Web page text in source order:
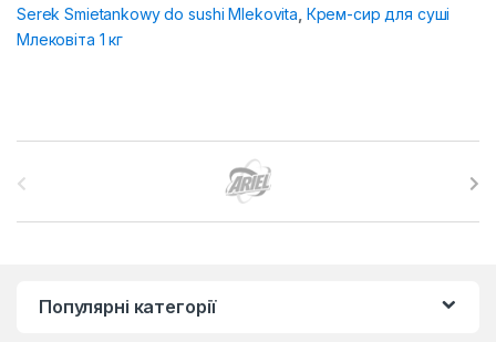
Serek Smietankowy do sushi Mlekovita Крем-сир для суші
Млековіта 1 кг
Популярні категорії